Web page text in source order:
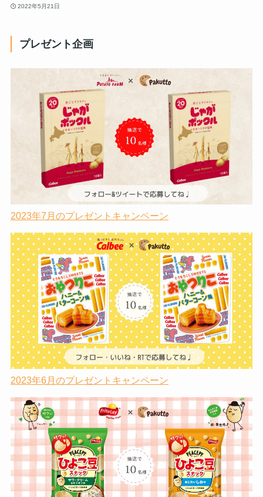
2022年5月21日
プレゼント企画
2023年7月のプレゼントキャンペーン
2023年6月のプレゼントキャンペーン